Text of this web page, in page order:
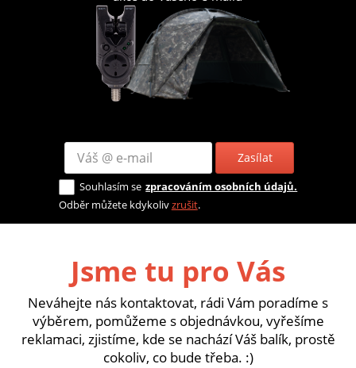
Zasílat
Souhlasím se zpracováním osobních údajů.
Odběr můžete kdykolivzrušit.
Jsme tu pro Vás
Neváhejte nás kontaktovat, rádi Vám poradíme s
výběrem, pomůžeme s objednávkou, vyřešíme
reklamaci, zjistíme, kde se nachází Váš balík, prostě
cokoliv, co bude třeba. :)